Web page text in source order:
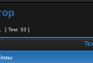
[ Тем: 33 ]